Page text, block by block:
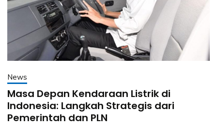
News
Masa Depan Kendaraan Listrik di
Indonesia: Langkah Strategis dari
Pemerintah dan PLN